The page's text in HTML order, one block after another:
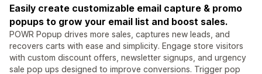
Easily create customizable email capture & promo
popups to grow your email list and boost sales.
POWR Popup drives more sales, captures new leads, and
recovers carts with ease and simplicity. Engage store visitors
with custom discount offers, newsletter signups, and urgency
sale pop ups designed to improve conversions. Trigger pop